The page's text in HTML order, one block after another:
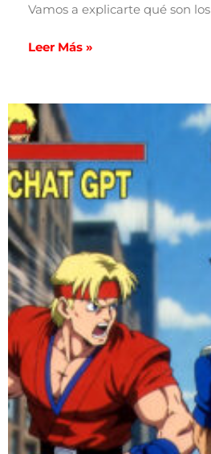
Vamos a explicarte qué son los
Leer Más »